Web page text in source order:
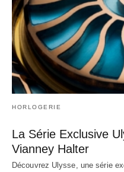
HORLOGERIE
La Série Exclusive
Vianney Halter
Découvrez Ulysse, une série